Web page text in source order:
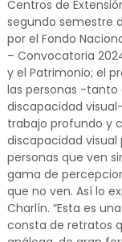
Centros de
segundo semestre
por el Fondo
– Convocatoria
y el Patrimonio; el
las personas -
discapacidad
trabajo profundo y
discapacidad
personas que ven
gama de
que no ven. Así lo
Charlín. “Esta es
consta de retratos